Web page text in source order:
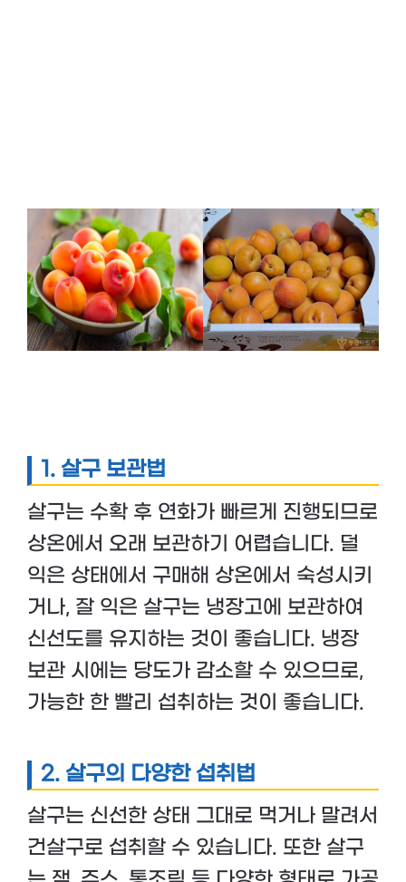
1. 살구 보관법
살구는 수확 후 연화가 빠르게 진행되므로
상온에서 오래 보관하기 어렵습니다. 덜
익은 상태에서 구매해 상온에서 숙성시키
거나, 잘 익은 살구는 냉장고에 보관하여
신선도를 유지하는 것이 좋습니다. 냉장
보관 시에는 당도가 감소할 수 있으므로,
가능한 한 빨리 섭취하는 것이 좋습니다.
2. 살구의 다양한 섭취법
살구는 신선한 상태 그대로 먹거나 말려서
건살구로 섭취할 수 있습니다. 또한 살구